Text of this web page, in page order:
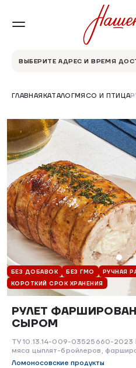
ВЫБЕРИТЕ АДРЕС И ВРЕМЯ
ГЛАВНАЯКАТАЛОГМЯСО И ПТИЦА
БЕЗ ДОБАВОК БЕЗ ГМО
РУЧНАЯ
КОРОТКИЙ СРОК ХРАНЕНИЯ
РУЛЕТ
СЫРОМ
ТУ 10.13.14-009-03525660-2023
мяса цыплят-бройлеров,
Ломоносовские продукты